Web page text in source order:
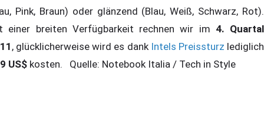
Pink, Braun) oder glänzend (Blau, Weiß, Schwarz, Rot).
einer breiten Verfügbarkeit rechnen wir im 4. Quartal
, glücklicherweise wird es dank Intels Preissturz lediglich
US$ kosten. Quelle: Notebook Italia / Tech in Style